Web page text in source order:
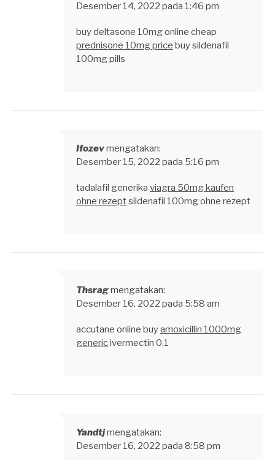
Desember 14, 2022 pada 1:46 pm
buy deltasone 10mg online cheap
prednisone 10mg price buy sildenafil
100mg pills
Ifozevmengatakan:
Desember 15, 2022 pada 5:16 pm
tadalafil generika viagra 50mg kaufen
ohne rezeptsildenafil 100mg ohne rezept
Thsragmengatakan:
Desember 16, 2022 pada 5:58 am
accutane online buyamoxicillin 1000mg
genericivermectin 0.1
Yandtjmengatakan:
Desember 16, 2022 pada 8:58 pm